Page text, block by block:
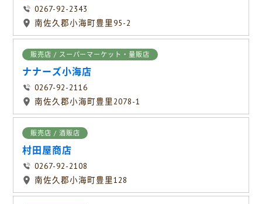
0267-92-2343
南佐久郡小海町豊里95-2
販売店 / スーパーマーケット・量販店
ナナーズ小海店
0267-92-2116
南佐久郡小海町豊里2078-1
販売店 / 酒販店
村田屋商店
0267-92-2108
南佐久郡小海町豊里128